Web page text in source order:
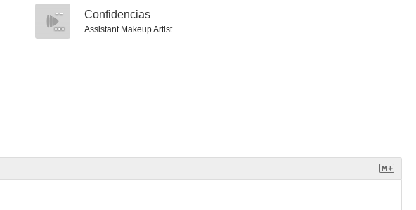
-- Confidencias
Assistant Makeup Artist